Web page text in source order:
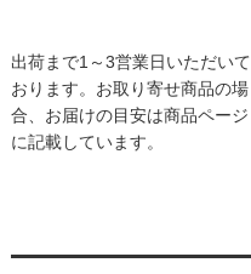
出荷まで1～3営業日いただいて
おります。お取り寄せ商品の場
合、お届けの目安は商品ページ
に記載しています。